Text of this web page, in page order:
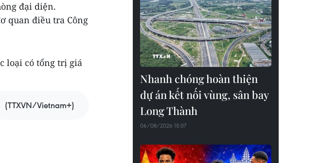
đại diện.
quan điều tra Công
loại có tổng trị giá
(TTXVN/Vietnam+)
Nhanh chóng hoàn thiện
dự án kết nối vùng, sân bay
Long Thành
06/08/2026 15:07